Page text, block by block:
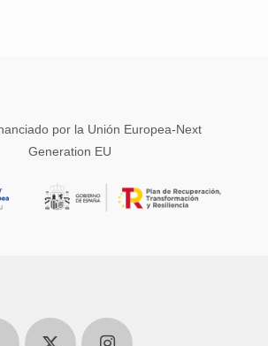
por la Unión Europea-Next
Generation EU